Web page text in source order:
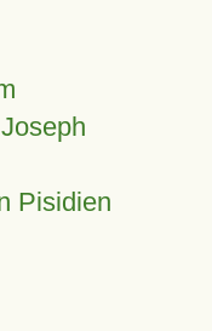
Pisidien